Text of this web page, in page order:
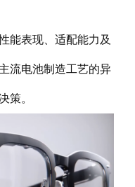
能表现、适配能力及
流电池制造工艺的异
策。